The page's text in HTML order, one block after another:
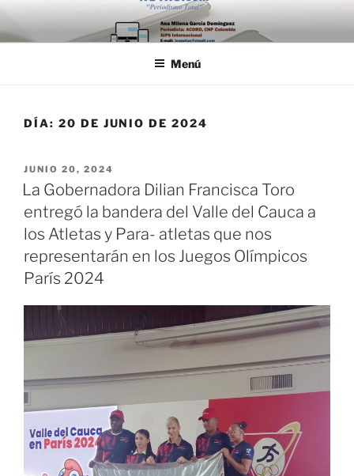
Saltar
al
contenido
Menú
DÍA: 20 DE JUNIO DE 2024
PUBLICADO
EL
JUNIO 20, 2024
La Gobernadora Dilian Francisca Toro
entregó la bandera del Valle del Cauca a
los Atletas y Para- atletas que nos
representarán en los Juegos Olímpicos
París 2024